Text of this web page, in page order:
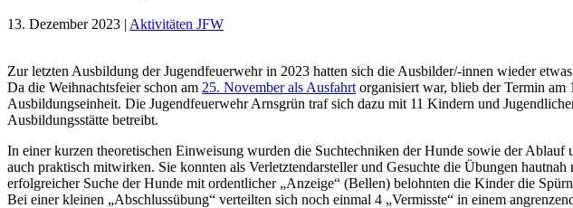
13. Dezember 2023 | Aktivitäten JFW
Zur letzten Ausbildung der Jugendfeuerwehr in 2023 hatten sich die Ausbilder/-innen wieder
Da die Weihnachtsfeier schon am 25. November als Ausfahrt organisiert war, blieb der Termin
Ausbildungseinheit. Die Jugendfeuerwehr Arnsgrün traf sich dazu mit 11 Kindern und
Ausbildungsstätte betreibt.
In einer kurzen theoretischen Einweisung wurden die Suchtechniken der Hunde sowie der
auch praktisch mitwirken. Sie konnten als Verletztendarsteller und Gesuchte die Übungen
erfolgreicher Suche der Hunde mit ordentlicher „Anzeige“ (Bellen) belohnten die Kinder die
Bei einer kleinen „Abschlussübung“ verteilten sich noch einmal 4 „Vermisste“ in einem